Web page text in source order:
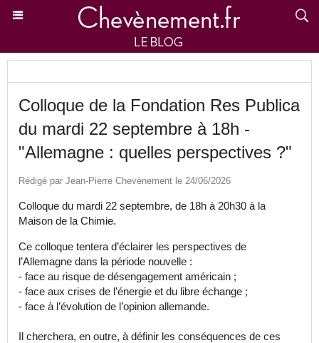
Colloque de la Fondation Res Publica
du mardi 22 septembre à 18h -
"Allemagne : quelles perspectives ?"
Rédigé par Jean-Pierre Chevènement le 24/06/2026
Colloque du mardi 22 septembre, de 18h à 20h30 à la
Maison de la Chimie.
Ce colloque tentera d’éclairer les perspectives de
l’Allemagne dans la période nouvelle :
- face au risque de désengagement américain ;
- face aux crises de l’énergie et du libre échange ;
- face à l’évolution de l’opinion allemande.
Il cherchera, en outre, à définir les conséquences de ces